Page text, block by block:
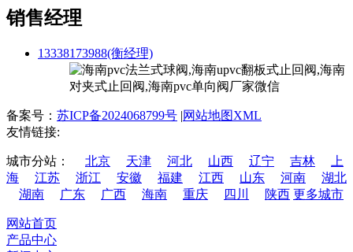
销售经理
13338173988(衡经理)
备案号： 苏ICP备2024068799号 |网站地图XML
友情链接:
城市分站： 北京 天津 河北 山西 辽宁 吉林
上
海
江苏 浙江 安徽 福建 江西 山东 河南
湖北
湖南
广东 广西 海南 重庆 四川 陕西 更多城市
网站首页
产品中心